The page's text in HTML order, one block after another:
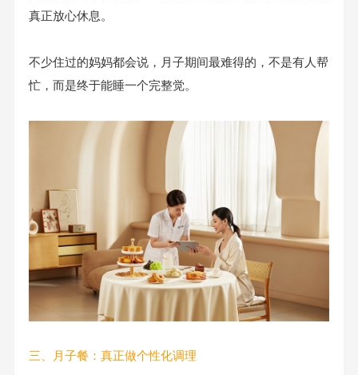
真正放心休息。
不少住过的妈妈都会说，月子期间最难得的，不是有人帮
忙，而是终于能睡一个完整觉。
三、月子餐：真正做个性化调理